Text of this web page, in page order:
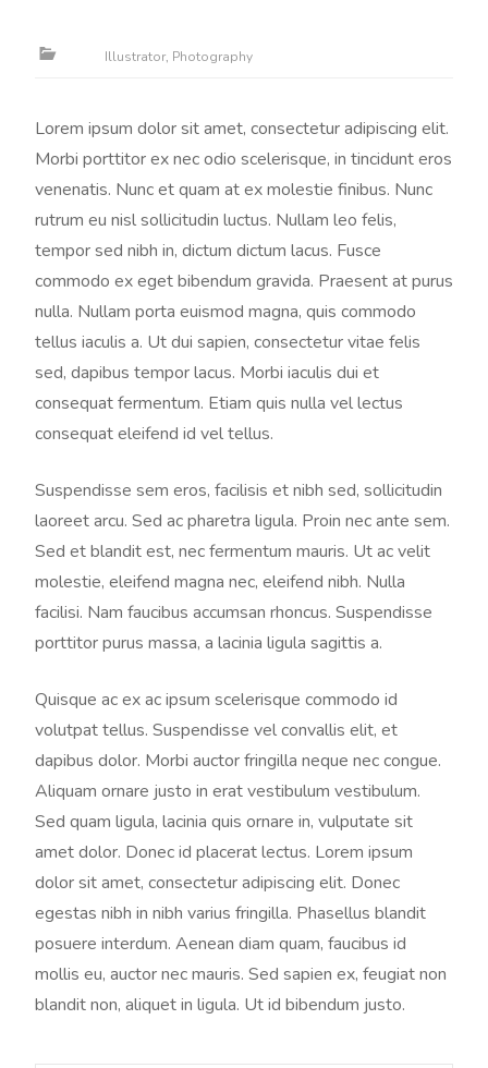
Illustrator, Photography
Lorem ipsum dolor sit amet, consectetur adipiscing elit.
Morbi porttitor ex nec odio scelerisque, in tincidunt eros
venenatis. Nunc et quam at ex molestie finibus. Nunc
rutrum eu nisl sollicitudin luctus. Nullam leo felis,
tempor sed nibh in, dictum dictum lacus. Fusce
commodo ex eget bibendum gravida. Praesent at purus
nulla. Nullam porta euismod magna, quis commodo
tellus iaculis a. Ut dui sapien, consectetur vitae felis
sed, dapibus tempor lacus. Morbi iaculis dui et
consequat fermentum. Etiam quis nulla vel lectus
consequat eleifend id vel tellus.
Suspendisse sem eros, facilisis et nibh sed, sollicitudin
laoreet arcu. Sed ac pharetra ligula. Proin nec ante sem.
Sed et blandit est, nec fermentum mauris. Ut ac velit
molestie, eleifend magna nec, eleifend nibh. Nulla
facilisi. Nam faucibus accumsan rhoncus. Suspendisse
porttitor purus massa, a lacinia ligula sagittis a.
Quisque ac ex ac ipsum scelerisque commodo id
volutpat tellus. Suspendisse vel convallis elit, et
dapibus dolor. Morbi auctor fringilla neque nec congue.
Aliquam ornare justo in erat vestibulum vestibulum.
Sed quam ligula, lacinia quis ornare in, vulputate sit
amet dolor. Donec id placerat lectus. Lorem ipsum
dolor sit amet, consectetur adipiscing elit. Donec
egestas nibh in nibh varius fringilla. Phasellus blandit
posuere interdum. Aenean diam quam, faucibus id
mollis eu, auctor nec mauris. Sed sapien ex, feugiat non
blandit non, aliquet in ligula. Ut id bibendum justo.